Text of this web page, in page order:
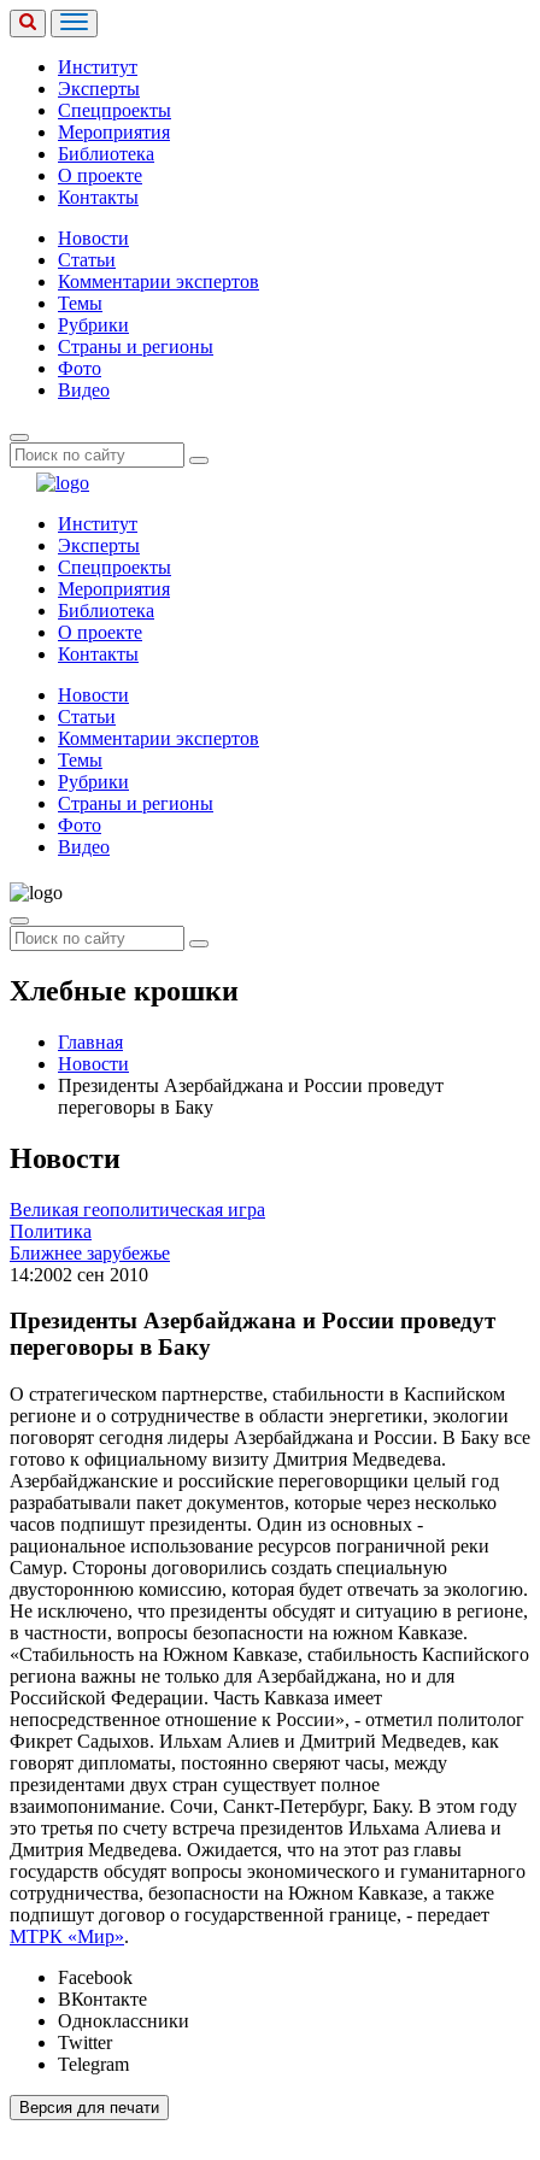
Институт
Эксперты
Спецпроекты
Мероприятия
Библиотека
О проекте
Контакты
Новости
Статьи
Комментарии экспертов
Темы
Рубрики
Страны и регионы
Фото
Видео
Институт
Эксперты
Спецпроекты
Мероприятия
Библиотека
О проекте
Контакты
Новости
Статьи
Комментарии экспертов
Темы
Рубрики
Страны и регионы
Фото
Видео
Хлебные крошки
Главная
Новости
Президенты Азербайджана и России проведут
переговоры в Баку
Новости
Великая геополитическая игра
Политика
Ближнее зарубежье
14:2002 сен 2010
Президенты Азербайджана и России проведут
переговоры в Баку
О стратегическом партнерстве, стабильности в Каспийском
регионе и о сотрудничестве в области энергетики, экологии
поговорят сегодня лидеры Азербайджана и России. В Баку все
готово к официальному визиту Дмитрия Медведева.
Азербайджанские и российские переговорщики целый год
разрабатывали пакет документов, которые через несколько
часов подпишут президенты. Один из основных -
рациональное использование ресурсов пограничной реки
Самур. Стороны договорились создать специальную
двустороннюю комиссию, которая будет отвечать за экологию.
Не исключено, что президенты обсудят и ситуацию в регионе,
в частности, вопросы безопасности на южном Кавказе.
«Стабильность на Южном Кавказе, стабильность Каспийского
региона важны не только для Азербайджана, но и для
Российской Федерации. Часть Кавказа имеет
непосредственное отношение к России», - отметил политолог
Фикрет Садыхов. Ильхам Алиев и Дмитрий Медведев, как
говорят дипломаты, постоянно сверяют часы, между
президентами двух стран существует полное
взаимопонимание. Сочи, Санкт-Петербург, Баку. В этом году
это третья по счету встреча президентов Ильхама Алиева и
Дмитрия Медведева. Ожидается, что на этот раз главы
государств обсудят вопросы экономического и гуманитарного
сотрудничества, безопасности на Южном Кавказе, а также
подпишут договор о государственной границе, - передает
МТРК «Мир».
Facebook
ВКонтакте
Одноклассники
Twitter
Telegram
Версия для печати